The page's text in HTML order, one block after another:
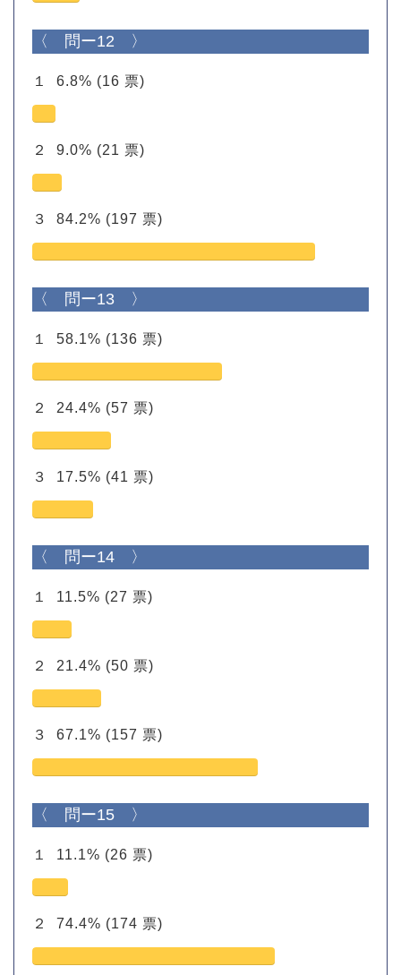
〈 問ー12 〉
１ 6.8% (16 票)
２ 9.0% (21 票)
３ 84.2% (197 票)
〈 問ー13 〉
１ 58.1% (136 票)
２ 24.4% (57 票)
３ 17.5% (41 票)
〈 問ー14 〉
１ 11.5% (27 票)
２ 21.4% (50 票)
３ 67.1% (157 票)
〈 問ー15 〉
１ 11.1% (26 票)
２ 74.4% (174 票)